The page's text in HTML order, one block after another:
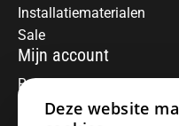
Installatiematerialen
Sale
Mijn account
Registreren
Mijn bestellingen
Deze website